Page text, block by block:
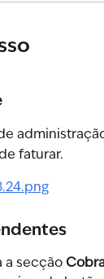
faturar.
a secção